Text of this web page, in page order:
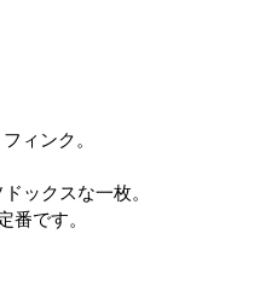
ィンク。
ックスな一枚。
番です。